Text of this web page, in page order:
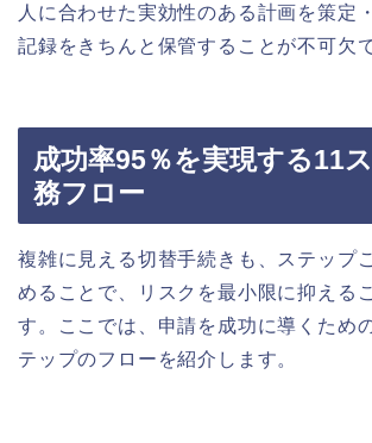
人に合わせた実効性のある計画を策定
記録をきちんと保管することが不可欠で
成功率95％を実現する11
務フロー
複雑に見える切替手続きも、ステップ
めることで、リスクを最小限に抑える
す。ここでは、申請を成功に導くため
テップのフローを紹介します。